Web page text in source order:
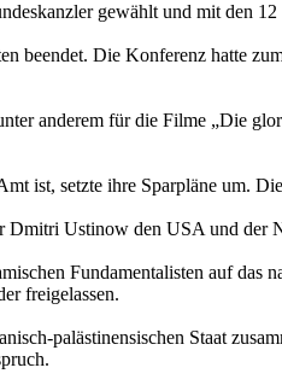
gewählt und mit den
beendet. Die Konferenz hatte
anderem für die Filme „Die
ist, setzte ihre Sparpläne um.
Dmitri Ustinow den USA und der
Fundamentalisten auf das
freigelassen.
palästinensischen Staat